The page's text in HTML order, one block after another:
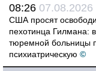
08:26 07.08.2026
США просят
пехотинца Гилмана:
тюремной больницы
психиатрическую ©